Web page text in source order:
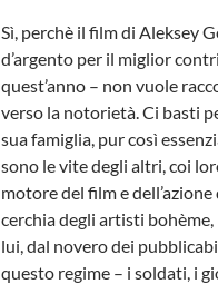
Sì, perchè il film di Aleksey
d’argento per il miglior
quest’anno – non vuole
verso la notorietà. Ci basti
sua famiglia, pur così
sono le vite degli altri, coi
motore del film e
cerchia degli artisti
lui, dal novero dei
questo regime – i soldati, i